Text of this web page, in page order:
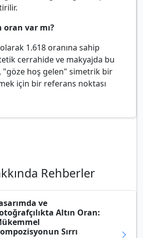
oran var mı?
1.618 oranına sahip
cerrahide ve makyajda bu
"göze hoş gelen" simetrik bir
için bir referans noktası
Rehberler
ve
Altın Oran:
Sırrı